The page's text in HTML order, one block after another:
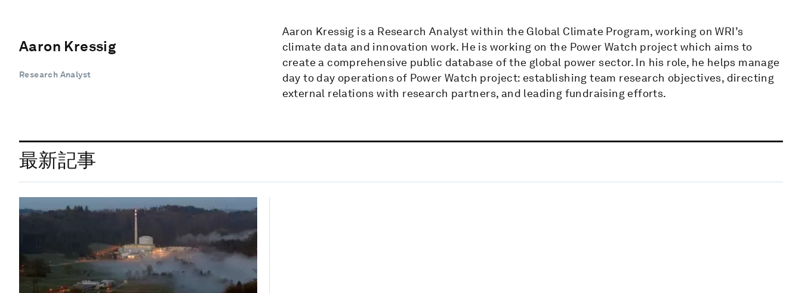
Aaron Kressig
Research Analyst
Aaron Kressig is a Research Analyst within the Global Climate Program, working on WRI’s
climate data and innovation work. He is working on the Power Watch project which aims to
create a comprehensive public database of the global power sector. In his role, he helps manage
day to day operations of Power Watch project: establishing team research objectives, directing
external relations with research partners, and leading fundraising efforts.
最新記事